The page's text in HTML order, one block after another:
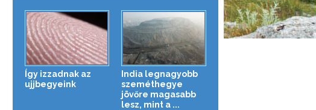
Így izzadnak az
ujjbegyeink
India legnagyobb
szeméthegye
jövőre magasabb
lesz, mint a ...